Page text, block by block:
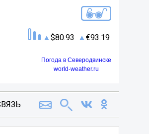
80.93 93.19
Погода в Северодвинске
world-weather.ru